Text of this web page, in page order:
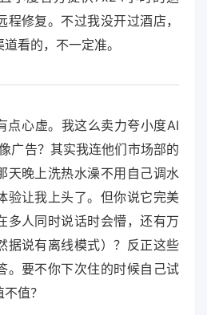
修复。不过我没开过酒店，
看的，不一定准。
点心虚。我这么卖力夸小度AI
广告？其实我连他们市场部的
天晚上洗热水澡不用自己调水
验让我上头了。但你说它完美
多人同时说话时会懵，还有万
据说有离线模式）？反正这些
。要不你下次住的时候自己试
值？